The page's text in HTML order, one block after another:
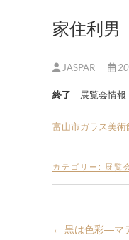
家住利
JASPAR
終了 展覧会情報
富山市ガラス美術
カテゴリー: 展覧
← 黒は色彩―マ